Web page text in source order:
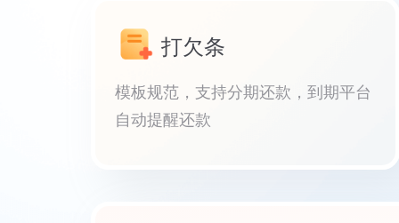
打欠条
模板规范，支持分期还款，到期平台
自动提醒还款